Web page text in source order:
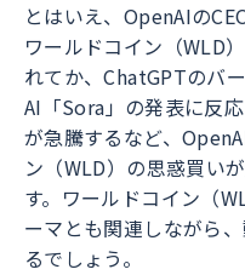
とはいえ、OpenAIの
ワールドコイン（WLD
れてか、ChatGPTのバ
AI「Sora」の発表に反
が急騰するなど、
ン（WLD）の思惑買い
す。ワールドコイン（
ーマとも関連しながら
るでしょう。